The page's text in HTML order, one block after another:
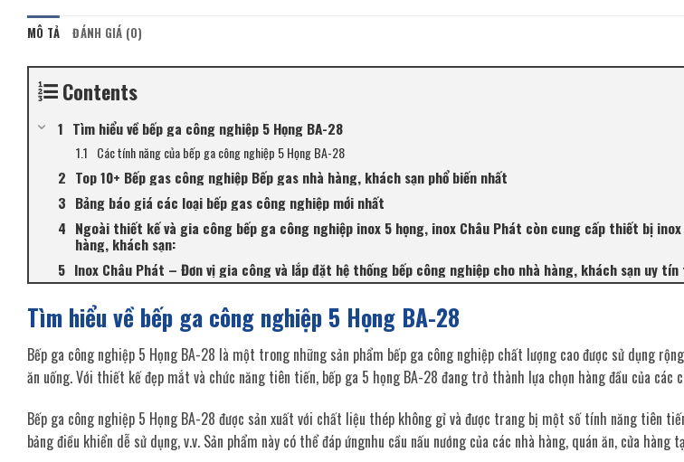
MÔ TẢ ĐÁNH GIÁ (0)
Contents
Tìm hiểu về bếp ga công nghiệp 5 Họng BA-28
Các tính năng của bếp ga công nghiệp 5 Họng BA-28
Top 10+ Bếp gas công nghiệp Bếp gas nhà hàng, khách sạn phổ biến nhất
Bảng báo giá các loại bếp gas công nghiệp mới nhất
Ngoài thiết kế và gia công bếp ga công nghiệp inox 5 họng, inox Châu Phát còn cung cấp thiết bị
hàng, khách sạn:
Inox Châu Phát – Đơn vị gia công và lắp đặt hệ thống bếp công nghiệp cho nhà hàng, khách sạn uy tín
Tìm hiểu về bếp ga công nghiệp 5 Họng BA-28
Bếp ga công nghiệp 5 Họng BA-28 là một trong những sản phẩm bếp ga công nghiệp chất lượng cao được sử dụng
ăn uống. Với thiết kế đẹp mắt và chức năng tiên tiến, bếp ga 5 họng BA-28 đang trở thành lựa chọn hàng đầu của các
Bếp ga công nghiệp 5 Họng BA-28 được sản xuất với chất liệu thép không gỉ và được trang bị một số tính năng tiên
bảng điều khiển dễ sử dụng, v.v. Sản phẩm này có thể đáp ứngnhu cầu nấu nướng của các nhà hàng, quán ăn, cửa hàng